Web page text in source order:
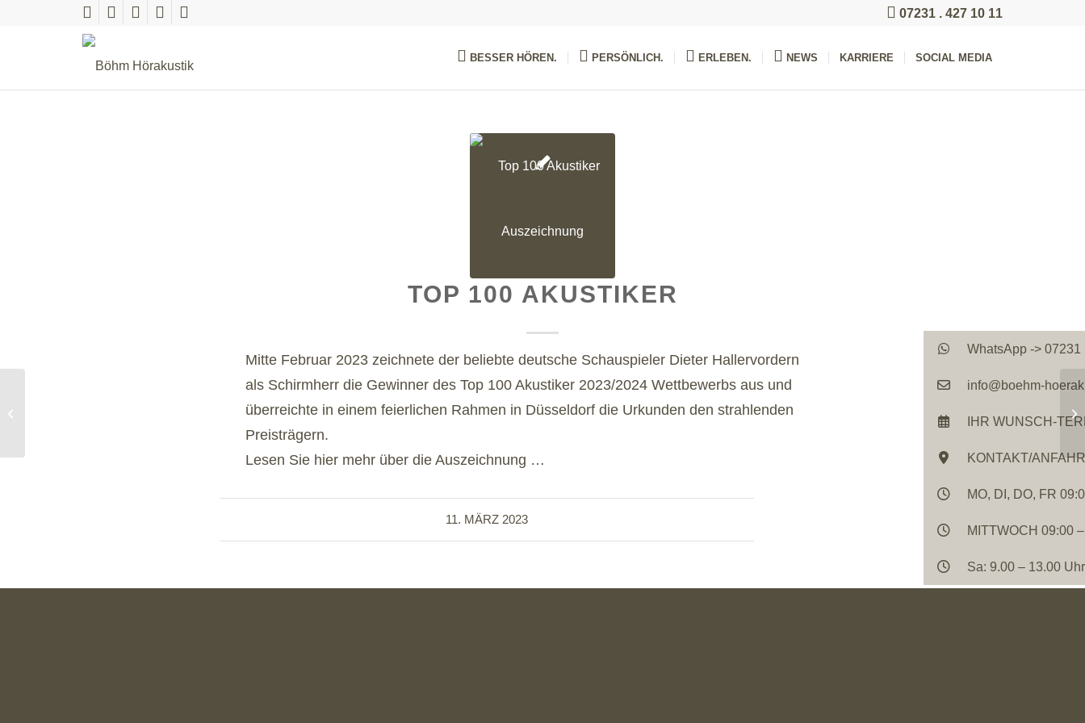
07231 . 427 10 11
BESSER HÖREN. PERSÖNLICH. ERLEBEN. NEWS KARRIERE SOCIAL MEDIA
TOP 100 AKUSTIKER
Mitte Februar 2023 zeichnete der beliebte deutsche Schauspieler Dieter Hallervordern
als Schirmherr die Gewinner des Top 100 Akustiker 2023/2024 Wettbewerbs aus und
überreichte in einem feierlichen Rahmen in Düsseldorf die Urkunden den strahlenden
Preisträgern.
Lesen Sie hier mehr über die Auszeichnung …
11. MÄRZ 2023
WhatsApp -> 07231
info@boehm-
IHR WUNSCH-
KONTAKT/
MO, DI, DO, FR
MITTWOCH 09:00
Sa: 9.00 – 13.00